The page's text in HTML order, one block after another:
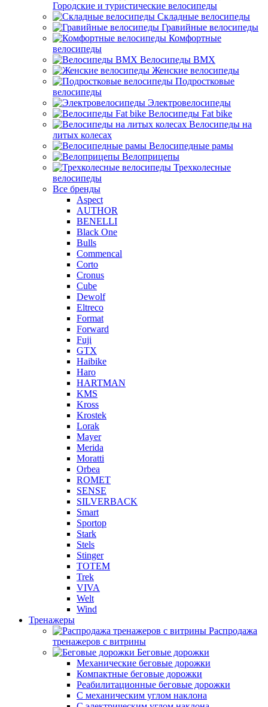
Городские и туристические велосипеды
Складные велосипеды
Гравийные велосипеды
Комфортные
велосипеды
Велосипеды BMX
Женские велосипеды
Подростковые
велосипеды
Электровелосипеды
Велосипеды Fat bike
Велосипеды на
литых колесах
Велосипедные рамы
Велоприцепы
Трехколесные
велосипеды
Все бренды
Aspect
AUTHOR
BENELLI
Black One
Bulls
Commencal
Corto
Cronus
Cube
Dewolf
Eltreco
Format
Forward
Fuji
GTX
Haibike
Haro
HARTMAN
KMS
Kross
Krostek
Lorak
Mayer
Merida
Moratti
Orbea
ROMET
SENSE
SILVERBACK
Smart
Sportop
Stark
Stels
Stinger
TOTEM
Trek
VIVA
Welt
Wind
Тренажеры
Распродажа
тренажеров с витрины
Беговые дорожки
Механические беговые дорожки
Компактные беговые дорожки
Реабилитационные беговые дорожки
С механическим углом наклона